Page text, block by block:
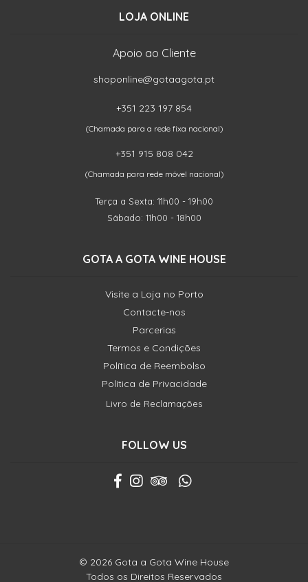
LOJA ONLINE
Apoio ao Cliente
shoponline@gotaagota.pt
+351 223 197 854
(Chamada para a rede fixa nacional)
+351 915 808 042
(Chamada para rede móvel nacional)
Terça a Sexta: 11h00 - 19h00
Sábado: 11h00 - 18h00
GOTA A GOTA WINE HOUSE
Visite a Loja no Porto
Contacte-nos
Parcerias
Termos e Condições
Política de Reembolso
Política de Privacidade
Livro de Reclamações
FOLLOW US
© 2026 Gota a Gota Wine House
Todos os Direitos Reservados